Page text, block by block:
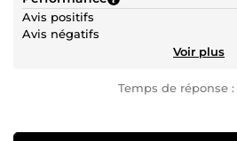
Avis positifs
Avis négatifs
Voir plus
Temps de réponse :